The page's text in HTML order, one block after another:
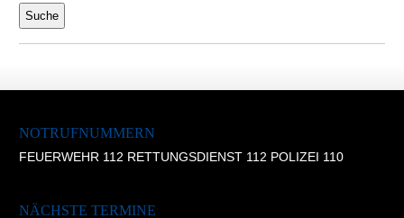
NOTRUFNUMMERN
FEUERWEHR 112 RETTUNGSDIENST 112 POLIZEI 110
NÄCHSTE TERMINE